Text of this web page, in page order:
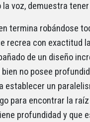
la voz, demuestra
termina robándose
recrea con exactitud
de un diseño
no posee
establecer un
para encontrar la
profundidad y que